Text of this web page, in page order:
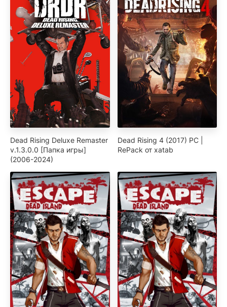
Dead Rising Deluxe Remaster
v.1.3.0.0 [Папка игры]
(2006-2024)
Dead Rising 4 (2017) PC |
RePack от xatab